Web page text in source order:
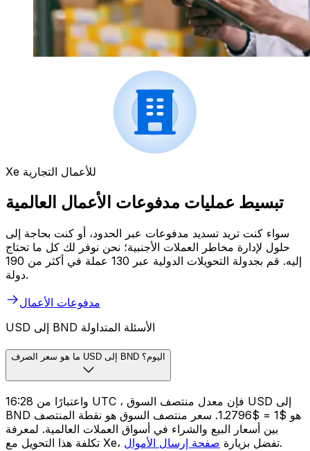
Xe للأعمال التجارية
تبسيط عمليات مدفوعات الأعمال العالمية
سواء كنت تريد تسديد مدفوعات عبر الحدود، أو كنت بحاجة إلى
حلول لإدارة مخاطر العملات الأجنبية؛ نحن نوفر لك كل ما تحتاج
إليه. قم بجدولة التحويلات الدولية عبر 130 عملة في أكثر من 190
دولة.
مدفوعات الأعمال
USD إلى BND الأسئلة المتداولة
ما هو سعر الصرف USD إلى BND اليوم؟
واعتبارًا من 16:28 UTC ، فإن معدل منتصف السوق USD إلى
BND هو $1 = $1.2796. سعر منتصف السوق هو نقطة المنتصف
بين أسعار البيع والشراء في أسواق العملات العالمية. لمعرفة
تكلفة هذا التحويل مع Xe، تفضل بزيارة صفحة إرسال الأموال .